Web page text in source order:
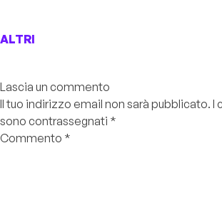
ALTRI
Lascia un commento
Il tuo indirizzo email non sarà pubblicato. I
sono contrassegnati *
Commento *